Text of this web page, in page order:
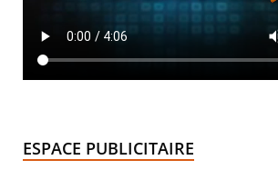
ESPACE PUBLICITAIRE